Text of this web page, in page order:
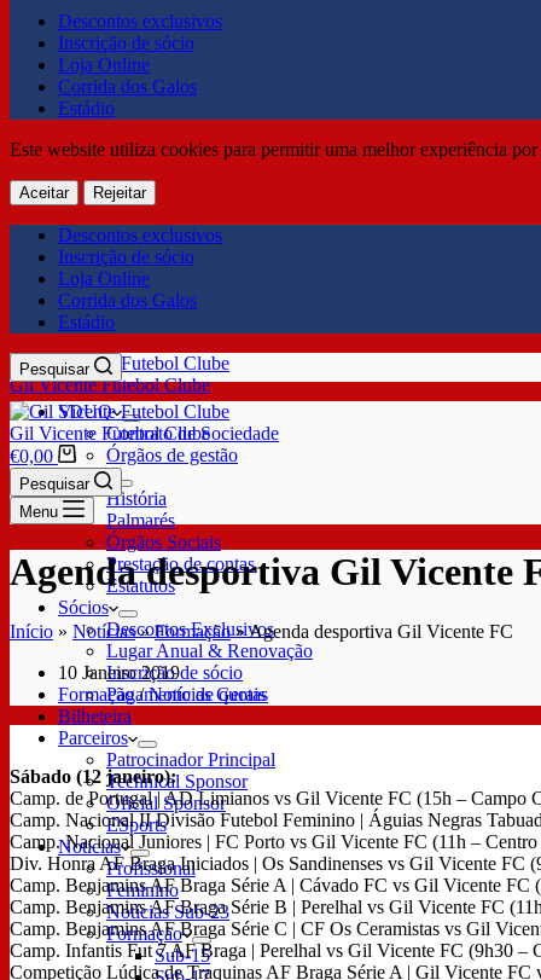
Descontos exclusivos
Inscrição de sócio
Loja Online
Corrida dos Galos
Estádio
Este website utiliza cookies para permitir uma melhor experiência
Aceitar Rejeitar
Descontos exclusivos
Inscrição de sócio
Loja Online
Corrida dos Galos
Estádio
Gil Vicente Futebol Clube
Pesquisar
SDUQ
Contrato de Sociedade
Órgãos de gestão
Clube
História
Palmarés
Órgãos Sociais
Prestação de contas
Estatutos
Sócios
Descontos Exclusivos
Lugar Anual & Renovação
Inscrição de sócio
Pagamento de quotas
Bilheteira
Parceiros
Patrocinador Principal
Technical Sponsor
Oficial Sponsor
ESports
Notícias
Profissional
Feminino
Notícias Sub-23
Formação
Sub-15
Gil Vicente Futebol Clube
€0,00
Pesquisar
Menu
Agenda desportiva Gil Vicente
Início » Notícias»Formação»Agenda desportiva Gil Vicente FC
10 Janeiro 2019
Formação/Notícias Gerais
Sábado (12 janeiro):
Camp. de Portugal | AD Limianos vs Gil Vicente FC (15h – Campo
Camp. Nacional II Divisão Futebol Feminino | Águias Negras
Camp. Nacional Juniores | FC Porto vs Gil Vicente FC (11h –
Div. Honra AF Braga Iniciados | Os Sandinenses vs Gil Vicente FC
Camp. Benjamins AF Braga Série A | Cávado FC vs Gil Vicente FC
Camp. Benjamins AF Braga Série B | Perelhal vs Gil Vicente FC
Camp. Benjamins AF Braga Série C | CF Os Ceramistas vs Gil
Camp. Infantis Fut 7 AF Braga | Perelhal vs Gil Vicente FC (9h30 –
Competição Lúdica de Traquinas AF Braga Série A | Gil Vicente